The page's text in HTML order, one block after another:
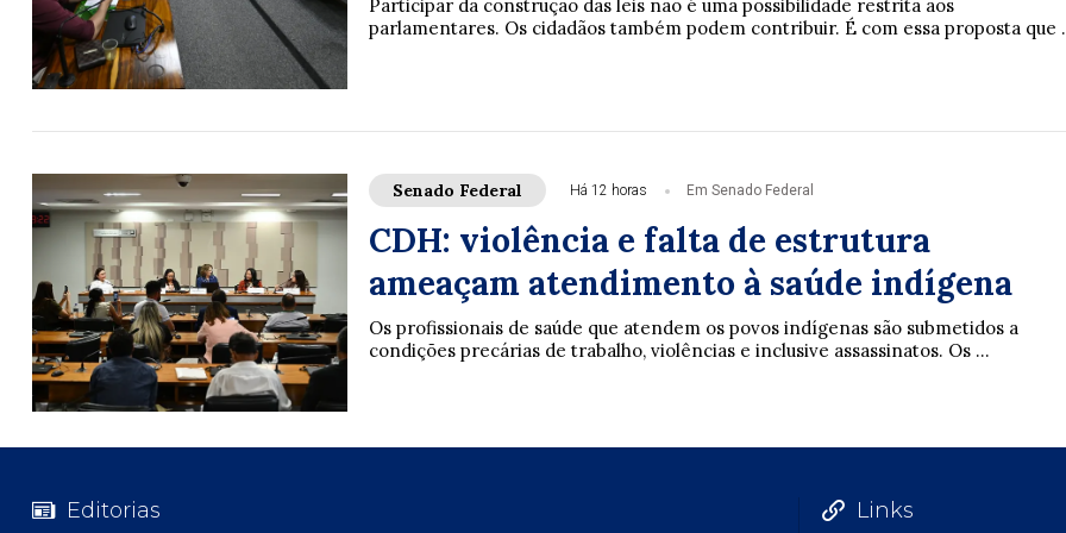
Participar da construção das leis não é uma possibilidade restrita aos
parlamentares. Os cidadãos também podem contribuir. É com essa proposta que
Senado Federal Há 12 horas Em Senado Federal
CDH: violência e falta de estrutura
ameaçam atendimento à saúde indígena
Os profissionais de saúde que atendem os povos indígenas são submetidos a
condições precárias de trabalho, violências e inclusive assassinatos. Os ...
Editorias Links